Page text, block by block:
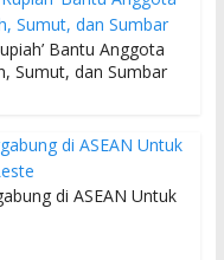
Bantu Anggota
Sumut, dan Sumbar
di ASEAN Untuk